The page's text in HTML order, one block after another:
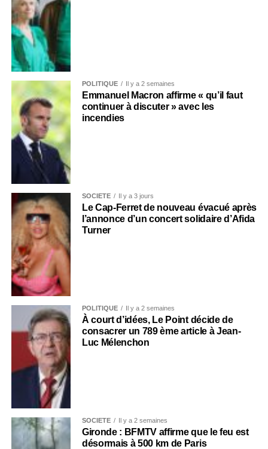
POLITIQUE Il y a 2 semaines
Emmanuel Macron affirme « qu’il faut
continuer à discuter » avec les
incendies
SOCIÉTÉ Il y a 3 jours
Le Cap-Ferret de nouveau évacué après
l’annonce d’un concert solidaire d’Afida
Turner
POLITIQUE Il y a 2 semaines
À court d’idées, Le Point décide de
consacrer un 789 ème article à Jean-
Luc Mélenchon
SOCIÉTÉ Il y a 2 semaines
Gironde : BFMTV affirme que le feu est
désormais à 500 km de Paris